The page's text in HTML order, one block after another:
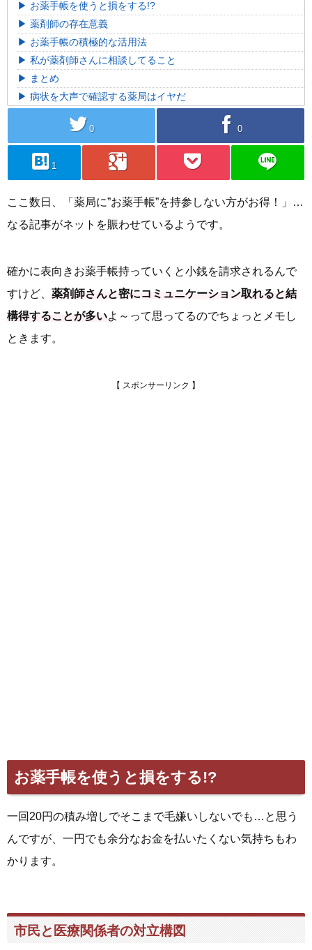
お薬手帳を使うと損をする!?
薬剤師の存在意義
お薬手帳の積極的な活用法
私が薬剤師さんに相談してること
まとめ
病状を大声で確認する薬局はイヤだ
twitter 0 facebook 0
hatebu 1 googleplus pocket line
ここ数日、「薬局に”お薬手帳”を持参しない方がお得！」…
なる記事がネットを賑わせているようです。
確かに表向きお薬手帳持っていくと小銭を請求されるんで
すけど、 薬剤師さんと密にコミュニケーション取れると結
構得することが多いよ～って思ってるのでちょっとメモし
ときます。
お薬手帳を使うと損をする!?
一回20円の積み増しでそこまで毛嫌いしないでも…と思う
んですが、一円でも余分なお金を払いたくない気持ちもわ
かります。
市民と医療関係者の対立構図